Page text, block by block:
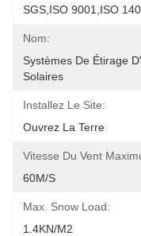
SGS,ISO 9001,ISO
Nom:
Systèmes De Étirage
Solaires
Installez Le Site:
Ouvrez La Terre
Vitesse Du Vent
60M/S
Max. Snow Load:
1.4KN/m2